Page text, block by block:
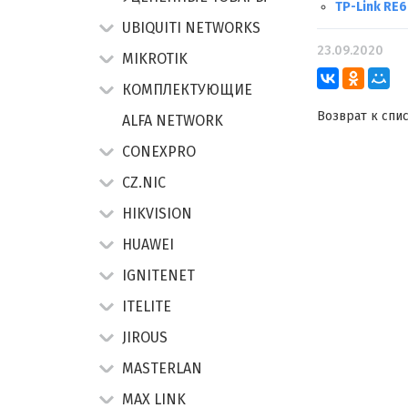
TP-Link
23.09.2020
Возврат к
UBIQUITI NETWORKS
MIKROTIK
КОМПЛЕКТУЮЩИЕ
ALFA NETWORK
CONEXPRO
CZ.NIC
HIKVISION
HUAWEI
IGNITENET
ITELITE
JIROUS
MASTERLAN
MAX LINK